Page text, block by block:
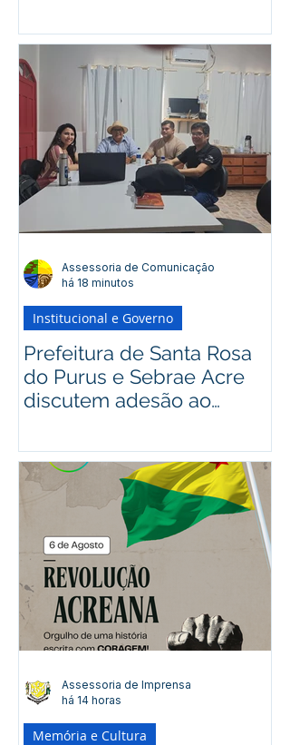
Rosa do Purus
Prefeitura de Santa Rosa
do Purus e Sebrae Acre
discutem adesão ao
Empreendedora
Institucional e Governo
Assessoria de Comunicação
há 18 minutos
Memória e Cultura
Assessoria de Imprensa
há 14 horas